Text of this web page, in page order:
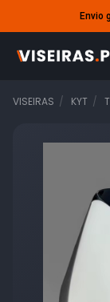
Envio
VISEIRAS KYT